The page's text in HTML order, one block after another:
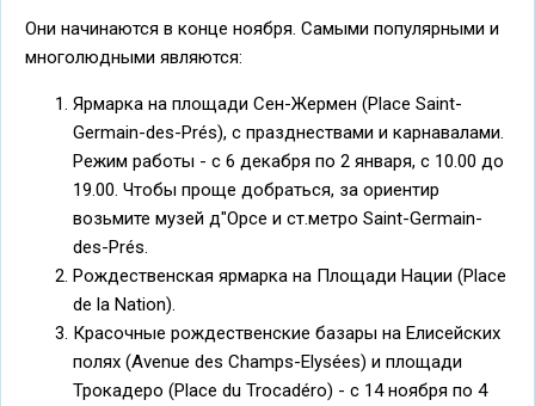
Они начинаются в конце ноября. Самыми популярными и
многолюдными являются:
Ярмарка на площади Сен-Жермен (Place Saint-
Germain-des-Prés), с празднествами и карнавалами.
Режим работы - с 6 декабря по 2 января, с 10.00 до
19.00. Чтобы проще добраться, за ориентир
возьмите музей д"Орсе и ст.метро Saint-Germain-
des-Prés.
Рождественская ярмарка на Площади Нации (Place
de la Nation).
Красочные рождественские базары на Елисейских
полях (Avenue des Champs-Elysées) и площади
Трокадеро (Place du Trocadéro) - с 14 ноября по 4